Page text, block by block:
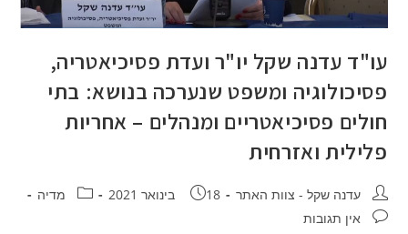
עו"ד עדנה שקל יו"ר ועדת פסיכיאטריה,
פסיכולוגיה ומשפט שנערכה בנושא: בתי
חולים פסיכיאטריים ומנהלים – אחריות
פלילית ואזרחית
מחבר:עדנה שקל - צוות האתר פורסם:
18 בינואר 2021 קטגוריה:
מדיה
תגובות:אין תגובות